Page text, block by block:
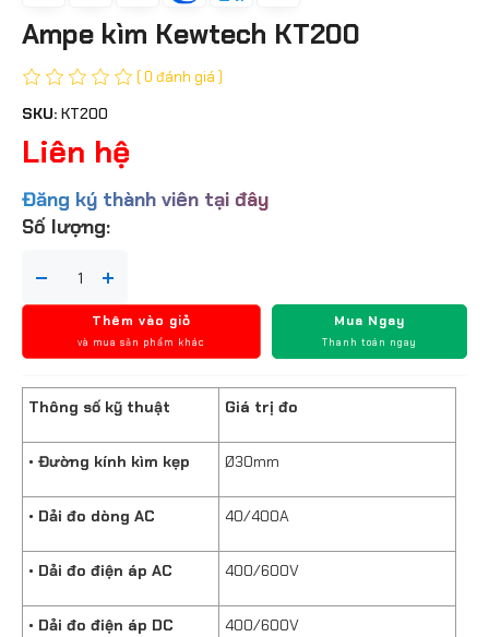
Ampe kìm Kewtech KT200
( 0 đánh giá )
SKU: KT200
Liên hệ
Đăng ký thành viên tại đây
Số lượng:
Thêm vào giỏ
và mua sản phẩm khác
Mua Ngay
Thanh toán ngay
Thông số kỹ thuật Giá trị đo
• Đường kính kìm kẹp Ø30mm
• Dải đo dòng AC 40/400A
• Dải đo điện áp AC 400/600V
• Dải đo điện áp DC 400/600V